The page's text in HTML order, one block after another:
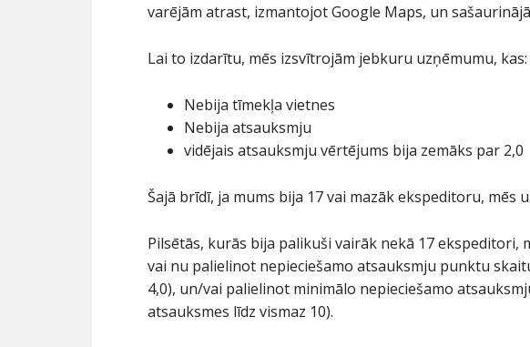
varējām atrast, izmantojot Google Maps, un
Lai to izdarītu, mēs izsvītrojām jebkuru uzņēmumu, kas:
Nebija tīmekļa vietnes
Nebija atsauksmju
vidējais atsauksmju vērtējums bija zemāks par 2,0
Šajā brīdī, ja mums bija 17 vai mazāk ekspeditoru, mēs
Pilsētās, kurās bija palikuši vairāk nekā 17 ekspeditori,
vai nu palielinot nepieciešamo atsauksmju punktu
4,0), un/vai palielinot minimālo nepieciešamo
atsauksmes līdz vismaz 10).